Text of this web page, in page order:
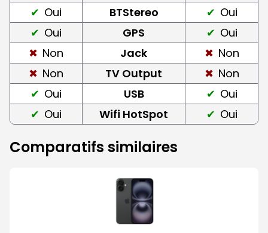
Oui
BTStereo
Oui
Oui
GPS
Oui
Non
Jack
Non
Non
TV Output
Non
Oui
USB
Oui
Oui
Wifi HotSpot Oui
Comparatifs similaires